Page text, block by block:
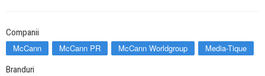
Companii
McCann McCann PR McCann Worldgroup Media-Tique
Branduri